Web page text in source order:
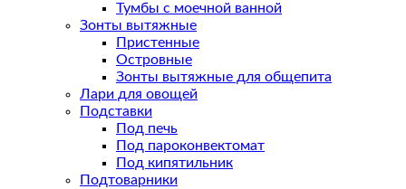
Тумбы с моечной ванной
Зонты вытяжные
Пристенные
Островные
Зонты вытяжные для общепита
Лари для овощей
Подставки
Под печь
Под пароконвектомат
Под кипятильник
Подтоварники